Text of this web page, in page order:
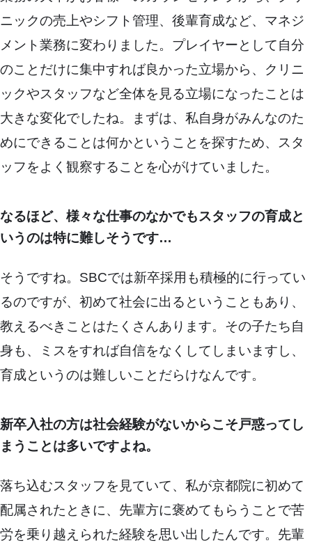
ニックの売上やシフト管理、後輩育成など、マネジ
メント業務に変わりました。プレイヤーとして自分
のことだけに集中すれば良かった立場から、クリニ
ックやスタッフなど全体を見る立場になったことは
大きな変化でしたね。まずは、私自身がみんなのた
めにできることは何かということを探すため、スタ
ッフをよく観察することを心がけていました。
なるほど、様々な仕事のなかでもスタッフの育成と
いうのは特に難しそうです…
そうですね。SBCでは新卒採用も積極的に行ってい
るのですが、初めて社会に出るということもあり、
教えるべきことはたくさんあります。その子たち自
身も、ミスをすれば自信をなくしてしまいますし、
育成というのは難しいことだらけなんです。
新卒入社の方は社会経験がないからこそ戸惑ってし
まうことは多いですよね。
落ち込むスタッフを見ていて、私が京都院に初めて
配属されたときに、先輩方に褒めてもらうことで苦
労を乗り越えられた経験を思い出したんです。先輩